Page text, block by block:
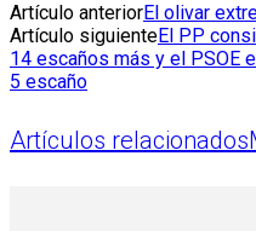
Artículo anteriorEl olivar
Artículo siguienteEl PP
14 escaños más y el PSOE
5 escaño
Artículos relacionados